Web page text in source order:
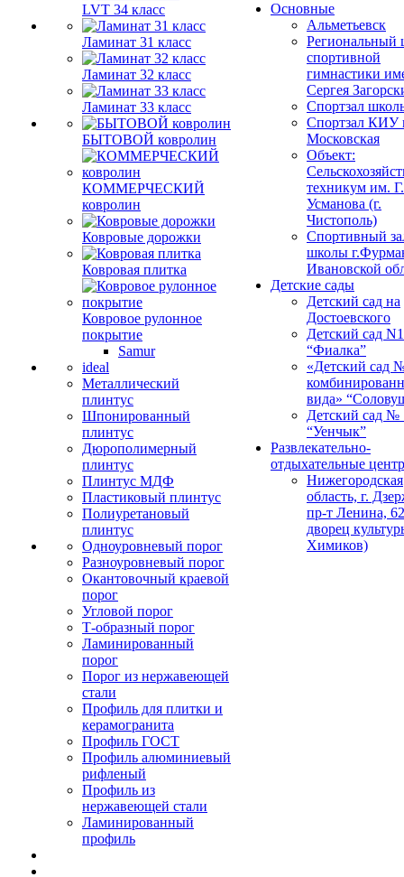
LVT 34 класс
Ламинат 31 класс
Ламинат 32 класс
Ламинат 33 класс
БЫТОВОЙ ковролин
КОММЕРЧЕСКИЙ
ковролин
Ковровые дорожки
Ковровая плитка
Ковровое рулонное
покрытие
Samur
ideal
Металлический
плинтус
Шпонированный
плинтус
Дюрополимерный
плинтус
Плинтус МДФ
Пластиковый плинтус
Полиуретановый
плинтус
Одноуровневый порог
Разноуровневый порог
Окантовочный краевой
порог
Угловой порог
Т-образный порог
Ламинированный
порог
Порог из нержавеющей
стали
Профиль для плитки и
керамогранита
Профиль ГОСТ
Профиль алюминиевый
рифленый
Профиль из
нержавеющей стали
Ламинированный
профиль
Основные
Альметьевск
Региональный
спортивной
гимнастики
Сергея
Спортзал
Спортзал КИУ
Московская
Объект:
техникум им.
Усманова (г.
Чистополь)
Спортивный
школы
Ивановской
Детские сады
Детский сад на
Достоевского
Детский сад
“Фиалка”
«Детский сад
вида»
Детский сад №
“Уенчык”
Развлекательно-
отдыхательные
Нижегородская
область, г.
пр-т Ленина,
дворец
Химиков)